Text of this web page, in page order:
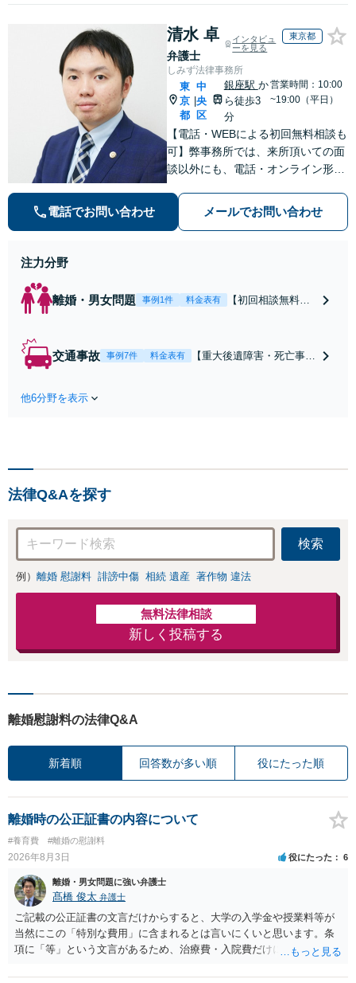
清水 卓
弁護士
インタビュ
ーを見る
東京都
しみず法律事務所
東
京
都
|
中
央
区
銀座駅 か
ら徒歩3
分
営業時間：10:00
~19:00（平日）
【電話・WEBによる初回無料相談も
可】弊事務所では、来所頂いての面
談以外にも、電話・オンライン形式
弁護士にご相談頂くことで、今のご
不安が和らぐとともに、問題解決の
電話でお問い合わせ メールでお問い合わせ
注力分野
離婚・男女問題 事例1件 料金表有
【初回相談無料】
条件で離婚ができ
交通事故 事例7件 料金表有
【重大後遺障害・死亡事案
応・納得できる解決を」
他6分野を表示
法律Q&Aを探す
検索
例） 離婚 慰謝料 誹謗中傷 相続 遺産 著作物 違法
無料法律相談
新しく投稿する
離婚慰謝料の法律Q&A
新着順 回答数が多い順 役にたった順
離婚時の公正証書の内容について
#養育費 #離婚の慰謝料
2026年8月3日 役にたった 6
離婚・男女問題に強い弁護士
髙橋 俊太 弁護士
ご記載の公正証書の文言だけからすると、大学の入学金や授業料等が
当然にこの「特別な費用」に含まれるとは言いにくいと思います。条
項に「等」という文言があるため、治療費・入院費だけに限定される
れていますので、通常は、病気や事故によって臨時に必要となった医